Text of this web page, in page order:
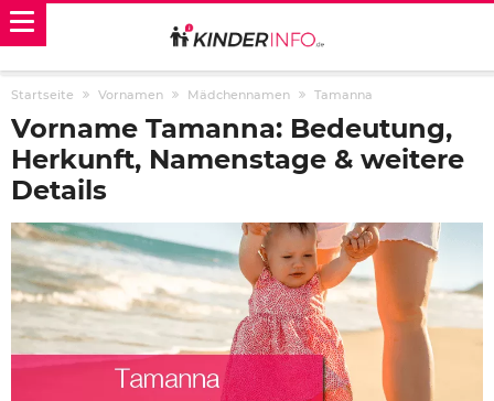
Startseite Vornamen Mädchennamen Tamanna
Vorname Tamanna: Bedeutung,
Herkunft, Namenstage & weitere
Details